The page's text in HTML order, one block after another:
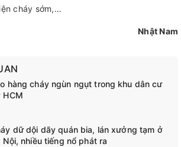
cháy sớm,…
Nhật Nam
hàng cháy ngùn ngụt trong khu dân cư
HCM
dữ dội dãy quán bia, lán xưởng tạm ở
Nội, nhiều tiếng nổ phát ra